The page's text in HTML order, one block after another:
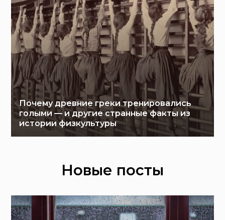
Почему древние греки тренировались
голыми — и другие странные факты из
истории физкультуры
Новые посты